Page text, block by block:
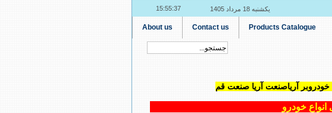
یکشنبه 18 مرداد 1405 15:55:38
About us Contact us Products Catalogue
آریاصنعت آریا صنعت قم
خودرو